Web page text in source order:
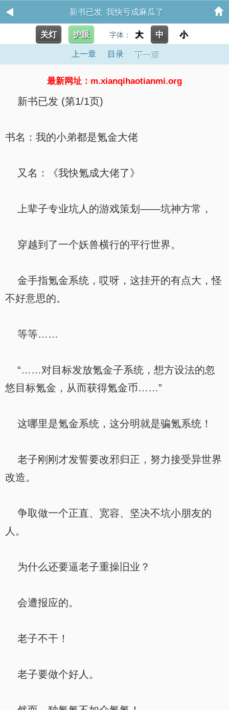
新书已发 我快亏成麻瓜了
关灯 护眼 字体： 大 中 小
上一章 目录 下一章
最新网址：m.xianqihaotianmi.org
新书已发 (第1/1页)
书名：我的小弟都是氪金大佬
又名：《我快氪成大佬了》
上辈子专业坑人的游戏策划——坑神方常，
穿越到了一个妖兽横行的平行世界。
金手指氪金系统，哎呀，这挂开的有点大，怪
不好意思的。
等等……
“……对目标发放氪金子系统，想方设法的忽
悠目标氪金，从而获得氪金币……”
这哪里是氪金系统，这分明就是骗氪系统！
老子刚刚才发誓要改邪归正，努力接受异世界
改造。
争取做一个正直、宽容、坚决不坑小朋友的
人。
为什么还要逼老子重操旧业？
会遭报应的。
老子不干！
老子要做个好人。